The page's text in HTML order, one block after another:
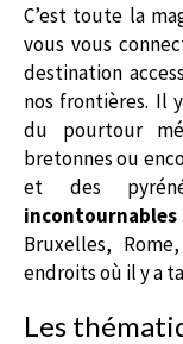
C’est toute la
vous vous
destination
nos frontières. Il
du pourtour
bretonnes ou
et des
Bruxelles,
endroits où il y a
Les